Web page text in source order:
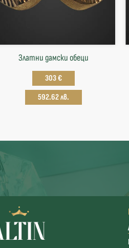
Златни дамски обеци
303 €
592.62 лв.